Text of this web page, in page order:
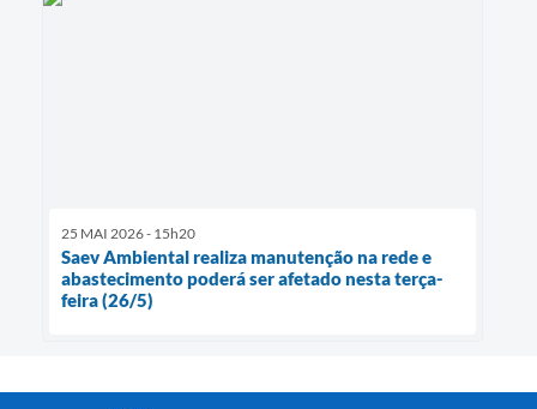
25 MAI 2026 - 15h20
Saev Ambiental realiza manutenção na rede e
abastecimento poderá ser afetado nesta terça-
feira (26/5)